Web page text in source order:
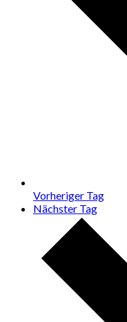
Vorheriger Tag
Nächster Tag